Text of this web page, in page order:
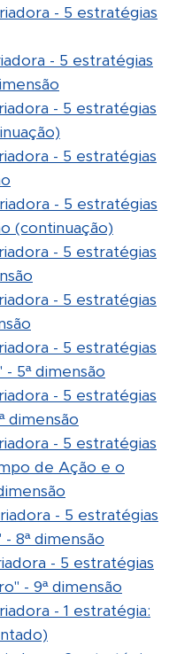
- 5 estratégias
- 5 estratégias
- 5 estratégias
- 5 estratégias
- 5 estratégias
(continuação)
- 5 estratégias
- 5 estratégias
- 5 estratégias
5ª dimensão
- 5 estratégias
dimensão
- 5 estratégias
de Ação e o
- 5 estratégias
8ª dimensão
- 5 estratégias
- 9ª dimensão
- 1 estratégia: